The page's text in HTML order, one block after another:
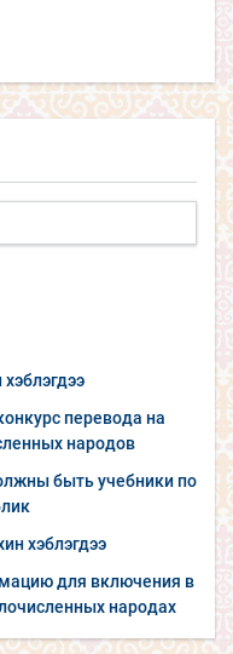
перевода на
народов
быть учебники по
хэблэгдээ
для включения в
народах